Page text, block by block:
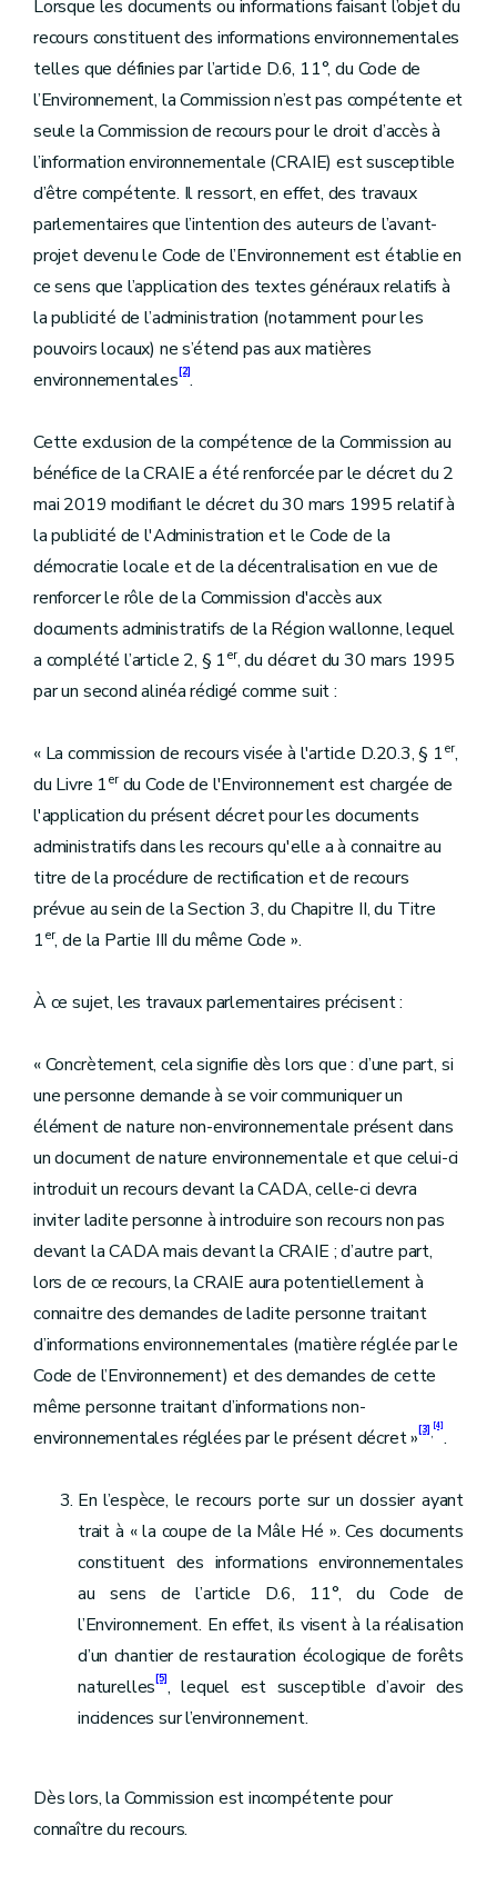
Lorsque les documents ou informations faisant l’objet du
recours constituent des informations environnementales
telles que définies par l’article D.6, 11°, du Code de
l’Environnement, la Commission n’est pas compétente et
seule la Commission de recours pour le droit d’accès à
l’information environnementale (CRAIE) est susceptible
d’être compétente. Il ressort, en effet, des travaux
parlementaires que l’intention des auteurs de l’avant-
projet devenu le Code de l’Environnement est établie en
ce sens que l’application des textes généraux relatifs à
la publicité de l’administration (notamment pour les
pouvoirs locaux) ne s’étend pas aux matières
environnementales[2].
Cette exclusion de la compétence de la Commission au
bénéfice de la CRAIE a été renforcée par le décret du 2
mai 2019 modifiant le décret du 30 mars 1995 relatif à
la publicité de l'Administration et le Code de la
démocratie locale et de la décentralisation en vue de
renforcer le rôle de la Commission d'accès aux
documents administratifs de la Région wallonne, lequel
a complété l’article 2, § 1er, du décret du 30 mars 1995
par un second alinéa rédigé comme suit :
« La commission de recours visée à l'article D.20.3, § 1er,
du Livre 1erdu Code de l'Environnement est chargée de
l'application du présent décret pour les documents
administratifs dans les recours qu'elle a à connaitre au
titre de la procédure de rectification et de recours
prévue au sein de la Section 3, du Chapitre II, du Titre
1er, de la Partie III du même Code ».
À ce sujet, les travaux parlementaires précisent :
« Concrètement, cela signifie dès lors que : d’une part, si
une personne demande à se voir communiquer un
élément de nature non-environnementale présent dans
un document de nature environnementale et que celui-ci
introduit un recours devant la CADA, celle-ci devra
inviter ladite personne à introduire son recours non pas
devant la CADA mais devant la CRAIE ; d’autre part,
lors de ce recours, la CRAIE aura potentiellement à
connaitre des demandes de ladite personne traitant
d’informations environnementales (matière réglée par le
Code de l’Environnement) et des demandes de cette
même personne traitant d’informations non-
environnementales réglées par le présent décret »[3], [4]
.
En l’espèce, le recours porte sur un dossier ayant
trait à « la coupe de la Mâle Hé ». Ces documents
constituent des informations environnementales
au sens de l’article D.6, 11°, du Code de
l’Environnement. En effet, ils visent à la réalisation
d’un chantier de restauration écologique de forêts
naturelles[5], lequel est susceptible d’avoir des
incidences sur l’environnement.
Dès lors, la Commission est incompétente pour
connaître du recours.